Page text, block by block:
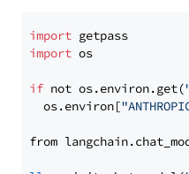
import
import os
if not os.environ.get(
  os.environ[
from